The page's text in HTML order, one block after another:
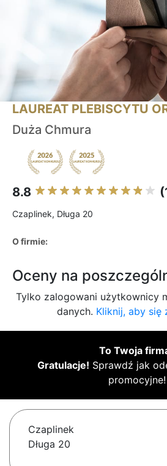
LAUREAT PLEBISCYTU
Duża Chmura
8.8
Czaplinek, Długa 20
O firmie:
Oceny na
Tylko zalogowani użytkownicy
danych. Kliknij, aby się
To Twoja
Gratulacje! Sprawdź jak
promocyjne!
Czaplinek
Długa 20